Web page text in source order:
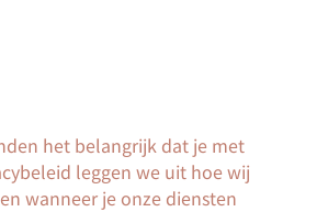
het belangrijk dat je met
leggen we uit hoe wij
wanneer je onze diensten